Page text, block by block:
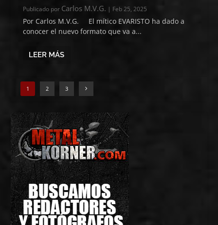
Publicado por Carlos M.V.G. | Feb 25, 2025
Por Carlos M.V.G. El mítico EVARISTO ha dado a
conocer el nuevo formato que va a...
LEER MÁS
1 2 3